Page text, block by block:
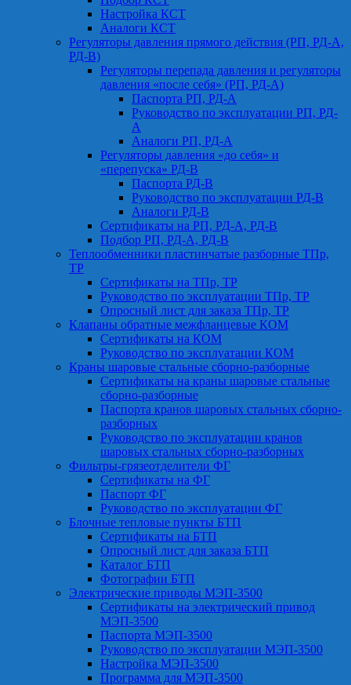
Настройка КСТ
Аналоги КСТ
Регуляторы давления прямого действия (РП, РД-А,
РД-В)
Регуляторы перепада давления и регуляторы
давления «после себя» (РП, РД-А)
Паспорта РП, РД-А
Руководство по эксплуатации РП, РД-
А
Аналоги РП, РД-А
Регуляторы давления «до себя» и
«перепуска» РД-В
Паспорта РД-В
Руководство по эксплуатации РД-В
Аналоги РД-В
Сертификаты на РП, РД-А, РД-В
Подбор РП, РД-А, РД-В
Теплообменники пластинчатые разборные ТПр,
ТР
Сертификаты на ТПр, ТР
Руководство по эксплуатации ТПр, ТР
Опросный лист для заказа ТПр, ТР
Клапаны обратные межфланцевые КОМ
Сертификаты на КОМ
Руководство по эксплуатации КОМ
Краны шаровые стальные сборно-разборные
Сертификаты на краны шаровые стальные
сборно-разборные
Паспорта кранов шаровых стальных сборно-
разборных
Руководство по эксплуатации кранов
шаровых стальных сборно-разборных
Фильтры-грязеотделители ФГ
Сертификаты на ФГ
Паспорт ФГ
Руководство по эксплуатации ФГ
Блочные тепловые пункты БТП
Сертификаты на БТП
Опросный лист для заказа БТП
Каталог БТП
Фотографии БТП
Электрические приводы МЭП-3500
Сертификаты на электрический привод
МЭП-3500
Паспорта МЭП-3500
Руководство по эксплуатации МЭП-3500
Настройка МЭП-3500
Программа для МЭП-3500